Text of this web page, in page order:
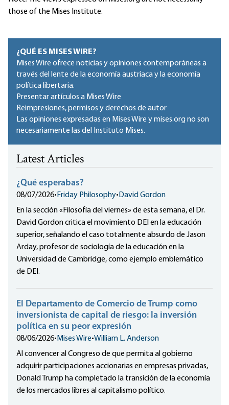
those of the Mises Institute.
¿QUÉ ES MISES WIRE?
Mises Wire ofrece noticias y opiniones contemporáneas a
través del lente de la economía austriaca y la economía
política libertaria.
Presentar artículos a Mises Wire
Reimpresiones, permisos y derechos de autor
Las opiniones expresadas en Mises Wire y mises.org no son
necesariamente las del Instituto Mises.
Latest Articles
¿Qué esperabas?
08/07/2026• Friday Philosophy• David Gordon
En la sección «Filosofía del viernes» de esta semana, el Dr.
David Gordon critica el movimiento DEI en la educación
superior, señalando el caso totalmente absurdo de Jason
Arday, profesor de sociología de la educación en la
Universidad de Cambridge, como ejemplo emblemático
de DEI.
El Departamento de Comercio de Trump como
inversionista de capital de riesgo: la inversión
política en su peor expresión
08/06/2026• Mises Wire•William L. Anderson
Al convencer al Congreso de que permita al gobierno
adquirir participaciones accionarias en empresas privadas,
Donald Trump ha completado la transición de la economía
de los mercados libres al capitalismo político.